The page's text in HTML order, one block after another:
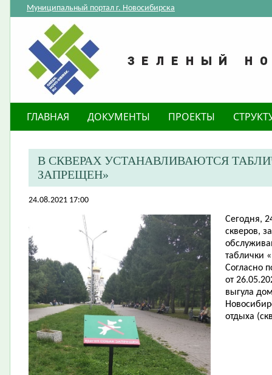
Муниципальный портал г. Новосибирска
ГЛАВНАЯ ДОКУМЕНТЫ ПРОЕКТЫ
В СКВЕРАХ УСТАНАВЛИВАЮТСЯ
ЗАПРЕЩЕН»
24.08.2021 17:00
Сегодня,
скверов,
таблички
Согласно
от
выгула
отдыха